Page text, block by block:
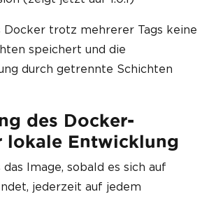
Docker trotz mehrerer Tags keine
speichert und die
durch getrennte Schichten
des Docker-
lokale Entwicklung
Image, sobald es sich auf
jederzeit auf jedem